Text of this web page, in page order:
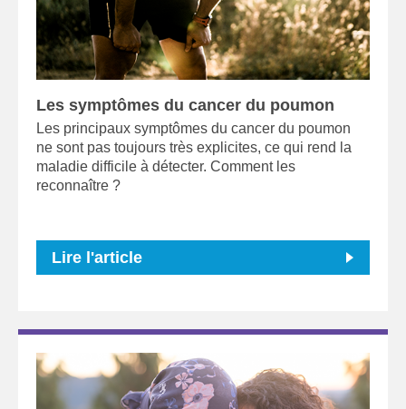
Les symptômes du cancer du poumon
Les principaux symptômes du cancer du poumon
ne sont pas toujours très explicites, ce qui rend la
maladie difficile à détecter. Comment les
reconnaître ?
Lire l'article